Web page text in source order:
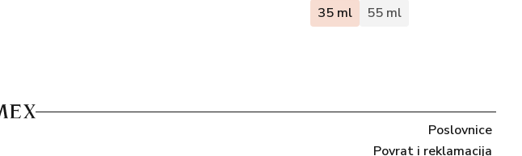
35 ml 55 ml
Poslovnice
Povrat i reklamacija